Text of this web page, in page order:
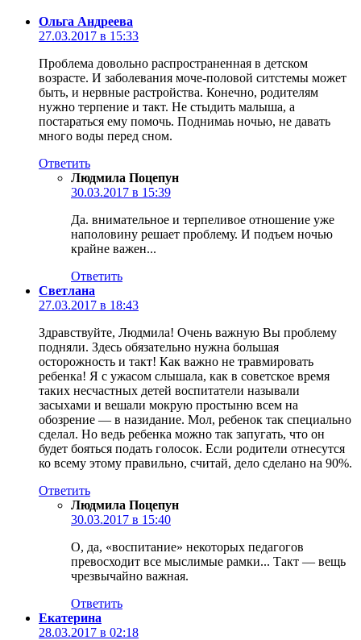
Ольга Андреева
27.03.2017 в 15:33
Проблема довольно распространенная в детском
возрасте. И заболевания моче-половой ситстемы может
быть, и нервные растройства. Конечно, родителям
нужно терпение и такт. Не стыдить малыша, а
постараться ему помочь. Поднимаь ночью, не давать
много воды перед сном.
Ответить
Людмила Поцепун
30.03.2017 в 15:39
Да. внимательное и терпеливое отношение уже
наполовину решает проблему. И подъем ночью
крайне важен...
Ответить
Светлана
27.03.2017 в 18:43
Здравствуйте, Людмила! Очень важную Вы проблему
подняли. Здесь обязательно нужна большая
осторожность и такт! Как важно не травмировать
ребенка! Я с ужасом слышала, как в советское время
таких несчастных детей воспитатели называли
засыхами и вешали мокрую простыню всем на
обозрение — в назидание. Мол, ребенок так специально
сделал. Но ведь ребенка можно так запугать, что он
будет бояться подать голосок. Если родители отнесутся
ко всему этому правильно, считай, дело сделано на 90%.
Ответить
Людмила Поцепун
30.03.2017 в 15:40
О, да, «воспитание» некоторых педагогов
превосходит все мыслимые рамки... Такт — вещь
чрезвычайно важная.
Ответить
Екатерина
28.03.2017 в 02:18